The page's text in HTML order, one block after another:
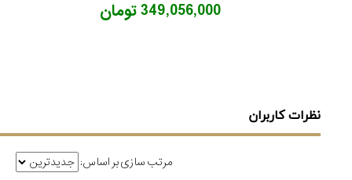
349,056,000 تومان
نظرات کاربران
مرتب سازی بر اساس: